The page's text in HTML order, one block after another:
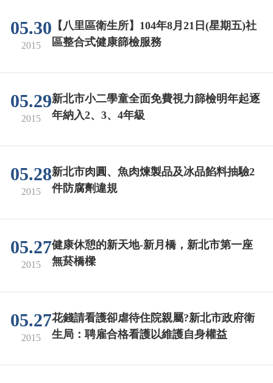
05.30
2015
【八里區衛生所】104年8月21日(星期五)社
區整合式健康篩檢服務
05.29
2015
新北市小二學童全面免費視力篩檢明年起逐
年納入2、3、4年級
05.28
2015
新北市肉圓、魚肉煉製品及冰品餡料抽驗2
件防腐劑違規
05.27
2015
健康休憩的新天地-新月橋，新北市第一座
無菸橋樑
05.27
2015
花錢請看護卻虐待住院親屬?新北市政府衛
生局：聘雇合格看護以維護自身權益